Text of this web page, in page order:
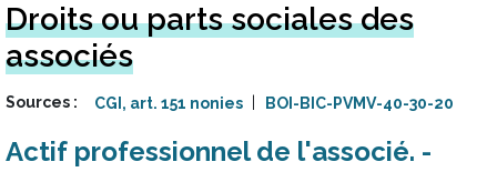
Droits ou parts sociales des
associés
Sources CGI, art. 151 nonies BOI-BIC-PVMV-40-30-20
Actif professionnel de l'associé